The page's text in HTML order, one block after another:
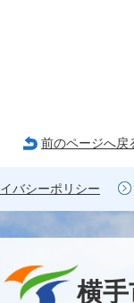
前のページへ戻
バシーポリシー
横